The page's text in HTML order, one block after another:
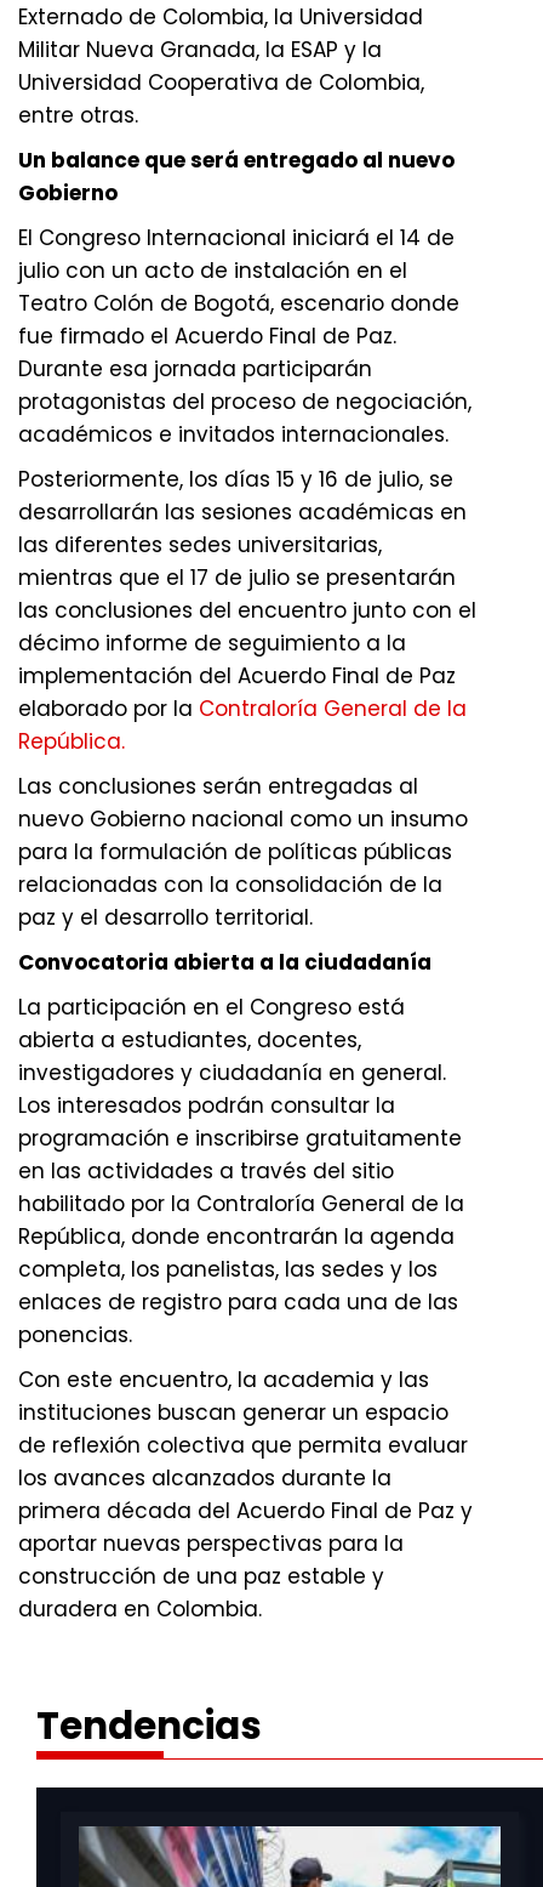
Externado de Colombia, la Universidad
Militar Nueva Granada, la ESAP y la
Universidad Cooperativa de Colombia,
entre otras.
Un balance que será entregado al nuevo
Gobierno
El Congreso Internacional iniciará el 14 de
julio con un acto de instalación en el
Teatro Colón de Bogotá, escenario donde
fue firmado el Acuerdo Final de Paz.
Durante esa jornada participarán
protagonistas del proceso de negociación,
académicos e invitados internacionales.
Posteriormente, los días 15 y 16 de julio, se
desarrollarán las sesiones académicas en
las diferentes sedes universitarias,
mientras que el 17 de julio se presentarán
las conclusiones del encuentro junto con el
décimo informe de seguimiento a la
implementación del Acuerdo Final de Paz
elaborado por la Contraloría General de la
República.
Las conclusiones serán entregadas al
nuevo Gobierno nacional como un insumo
para la formulación de políticas públicas
relacionadas con la consolidación de la
paz y el desarrollo territorial.
Convocatoria abierta a la ciudadanía
La participación en el Congreso está
abierta a estudiantes, docentes,
investigadores y ciudadanía en general.
Los interesados podrán consultar la
programación e inscribirse gratuitamente
en las actividades a través del sitio
habilitado por la Contraloría General de la
República, donde encontrarán la agenda
completa, los panelistas, las sedes y los
enlaces de registro para cada una de las
ponencias.
Con este encuentro, la academia y las
instituciones buscan generar un espacio
de reflexión colectiva que permita evaluar
los avances alcanzados durante la
primera década del Acuerdo Final de Paz y
aportar nuevas perspectivas para la
construcción de una paz estable y
duradera en Colombia.
Tendencias